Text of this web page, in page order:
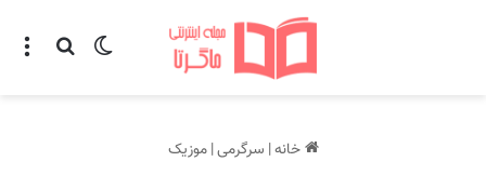
تغییر پوسته
خانه| سرگرمی| موزیک